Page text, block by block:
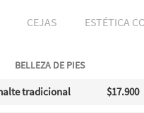
CEJAS ESTÉTICA
BELLEZA DE PIES
tradicional $17.900